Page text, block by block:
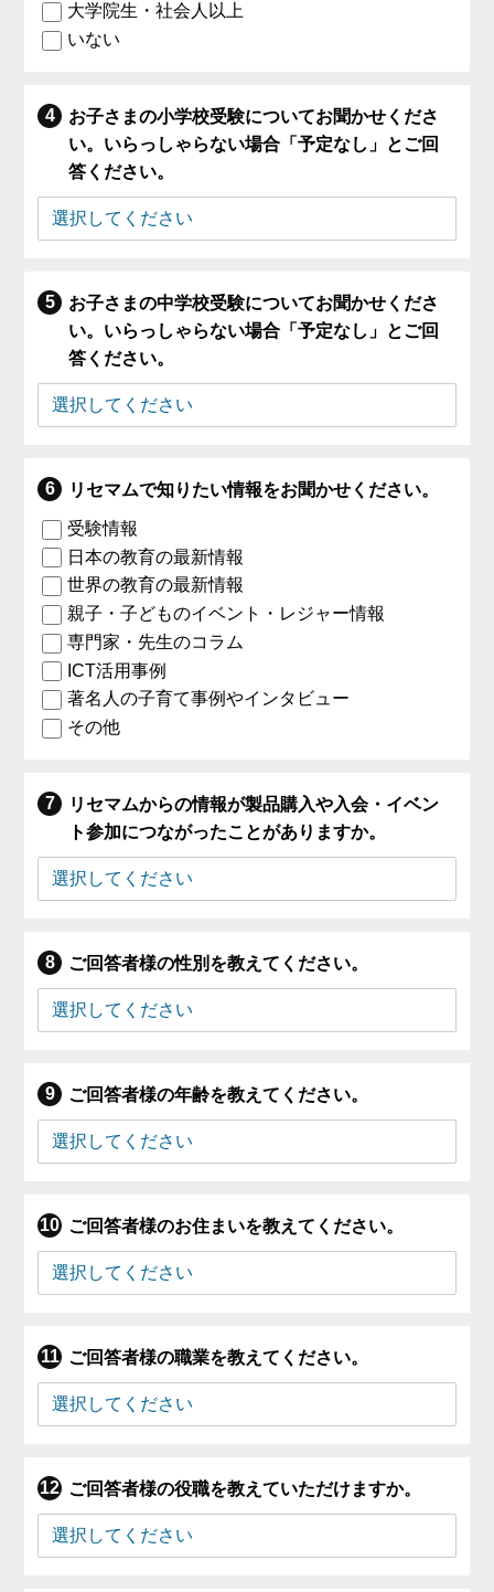
大学院生・社会人以上
いない
お子さまの小学校受験についてお聞かせくださ
い。いらっしゃらない場合「予定なし」とご回
答ください。
お子さまの中学校受験についてお聞かせくださ
い。いらっしゃらない場合「予定なし」とご回
答ください。
リセマムで知りたい情報をお聞かせください。
受験情報
日本の教育の最新情報
世界の教育の最新情報
親子・子どものイベント・レジャー情報
専門家・先生のコラム
ICT活用事例
著名人の子育て事例やインタビュー
その他
リセマムからの情報が製品購入や入会・イベン
ト参加につながったことがありますか。
ご回答者様の性別を教えてください。
ご回答者様の年齢を教えてください。
ご回答者様のお住まいを教えてください。
ご回答者様の職業を教えてください。
ご回答者様の役職を教えていただけますか。